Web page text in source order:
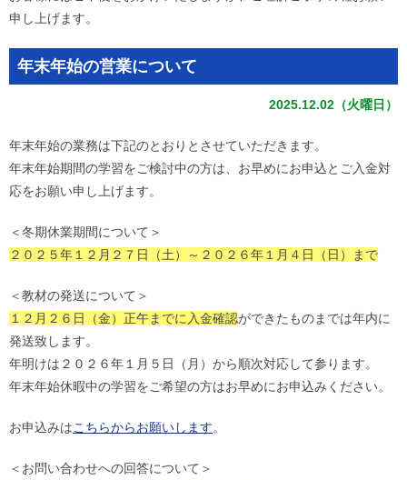
申し上げます。
年末年始の営業について
2025.12.02（火曜日）
年末年始の業務は下記のとおりとさせていただきます。
年末年始期間の学習をご検討中の方は、お早めにお申込とご入金対
応をお願い申し上げます。
＜冬期休業期間について＞
２０２５年１２月２７日（土）～２０２６年１月４日（日）まで
＜教材の発送について＞
１２月２６日（金）正午までに入金確認ができたものまでは年内に
発送致します。
年明けは２０２６年１月５日（月）から順次対応して参ります。
年末年始休暇中の学習をご希望の方はお早めにお申込みください。
お申込みはこちらからお願いします。
＜お問い合わせへの回答について＞